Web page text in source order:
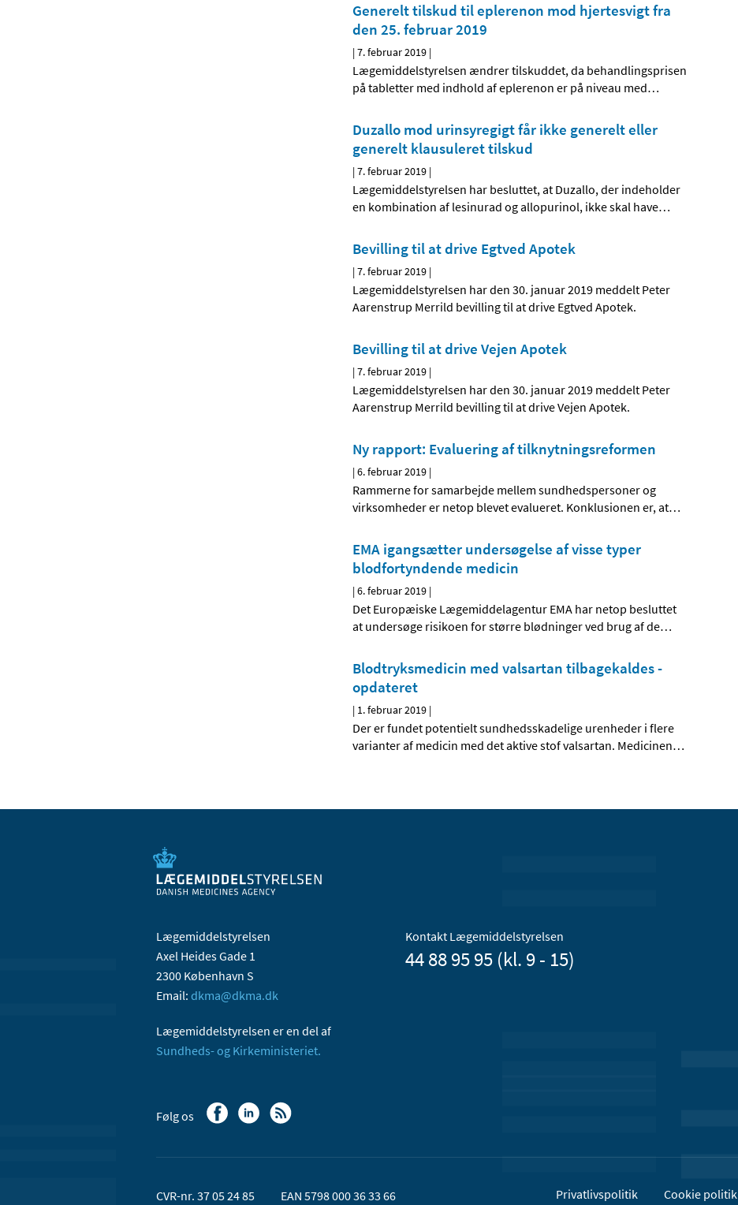
Generelt tilskud til eplerenon mod hjertesvigt fra
den 25. februar 2019
|7. februar 2019 |
Lægemiddelstyrelsen ændrer tilskuddet, da behandlingsprisen
på tabletter med indhold af eplerenon er på niveau med…
Duzallo mod urinsyregigt får ikke generelt eller
generelt klausuleret tilskud
|7. februar 2019 |
Lægemiddelstyrelsen har besluttet, at Duzallo, der indeholder
en kombination af lesinurad og allopurinol, ikke skal have…
Bevilling til at drive Egtved Apotek
|7. februar 2019 |
Lægemiddelstyrelsen har den 30. januar 2019 meddelt Peter
Aarenstrup Merrild bevilling til at drive Egtved Apotek.
Bevilling til at drive Vejen Apotek
|7. februar 2019 |
Lægemiddelstyrelsen har den 30. januar 2019 meddelt Peter
Aarenstrup Merrild bevilling til at drive Vejen Apotek.
Ny rapport: Evaluering af tilknytningsreformen
|6. februar 2019 |
Rammerne for samarbejde mellem sundhedspersoner og
virksomheder er netop blevet evalueret. Konklusionen er, at…
EMA igangsætter undersøgelse af visse typer
blodfortyndende medicin
|6. februar 2019 |
Det Europæiske Lægemiddelagentur EMA har netop besluttet
at undersøge risikoen for større blødninger ved brug af de…
Blodtryksmedicin med valsartan tilbagekaldes -
opdateret
| 1. februar 2019 |
Der er fundet potentielt sundhedsskadelige urenheder i flere
varianter af medicin med det aktive stof valsartan. Medicinen…
Lægemiddelstyrelsen
Axel Heides Gade 1
2300 København S
Email: dkma@dkma.dk
Lægemiddelstyrelsen er en del af
Sundheds- og Kirkeministeriet.
Kontakt Lægemiddelstyrelsen
44 88 95 95 (kl. 9 - 15)
Følg os
CVR-nr. 37 05 24 85 EAN 5798 000 36 33 66 Privatlivspolitik Cookie politik